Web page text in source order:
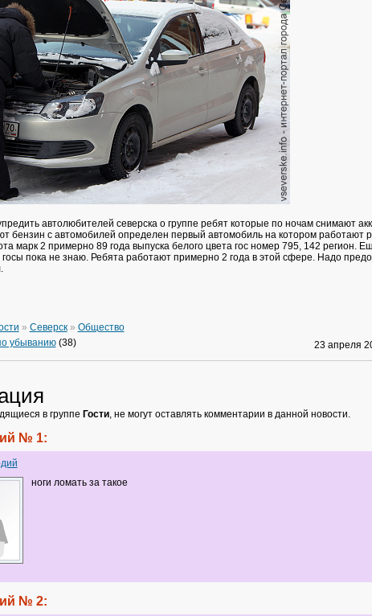
автолюбителей северска о группе ребят которые по ночам снимают
бензин с автомобилей определен первый автомобиль на котором работают
марк 2 примерно 89 года выпуска белого цвета гос номер 795, 142 регион.
пока не знаю. Ребята работают примерно 2 года в этой сфере. Надо
» Северск» Общество
убыванию(38) 23 апреля
в группе Гости, не могут оставлять комментарии в данной новости.
№ 1:
ноги ломать за такое
№ 2: